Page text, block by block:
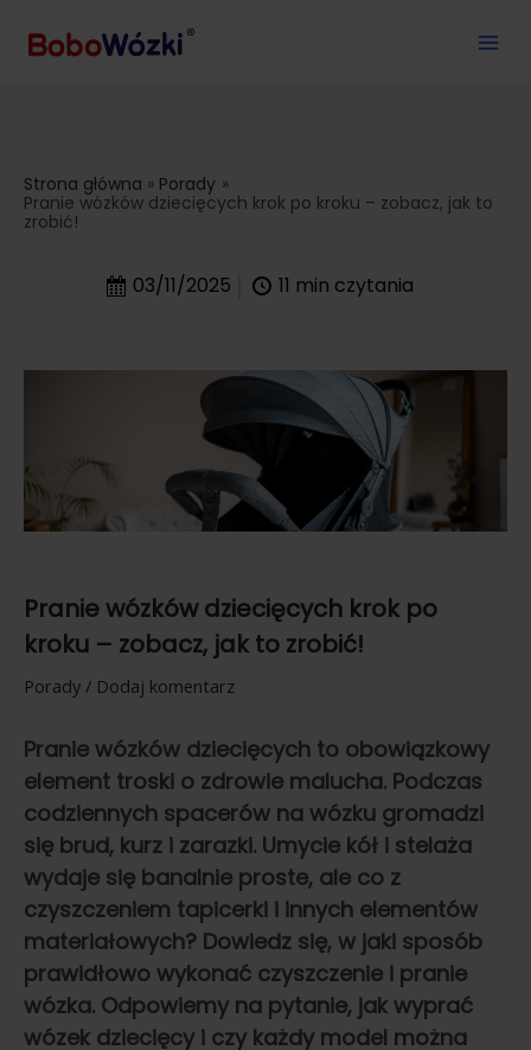
Strona główna
Porady
Pranie wózków dziecięcych krok po kroku – zobacz, jak to
zrobić!
03/11/2025 11 min czytania
Pranie wózków dziecięcych krok po
kroku – zobacz, jak to zrobić!
Porady / Dodaj komentarz
Pranie wózków dziecięcych to obowiązkowy
element troski o zdrowie malucha. Podczas
codziennych spacerów na wózku gromadzi
się brud, kurz i zarazki. Umycie kół i stelaża
wydaje się banalnie proste, ale co z
czyszczeniem tapicerki i innych elementów
materiałowych? Dowiedz się, w jaki sposób
prawidłowo wykonać czyszczenie i pranie
wózka. Odpowiemy na pytanie, jak wyprać
wózek dziecięcy i czy każdy model można